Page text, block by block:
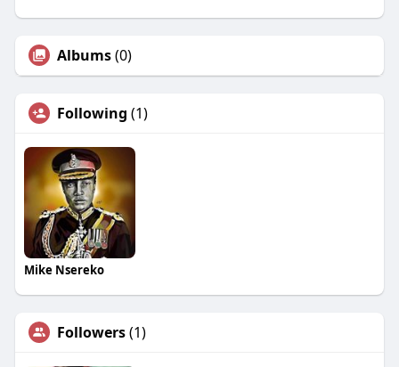
Albums(0)
Following (1)
Mike Nsereko
Followers(1)